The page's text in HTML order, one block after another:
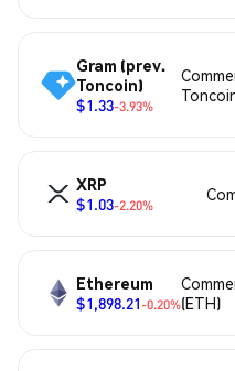
Gram (prev.
Toncoin)
$1.33-3.93%
XRP
$1.03-2.20%
Ethereum
$1,898.21-0.20%(ETH)